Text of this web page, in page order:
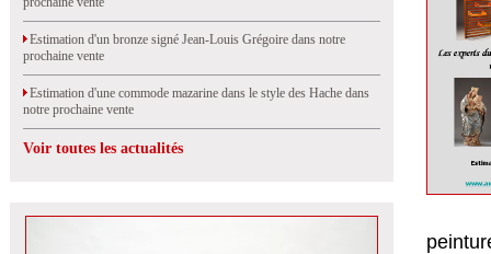
Estimation d'un bronze signé Jean-Louis Grégoire dans notre
prochaine vente
Estimation d'une commode mazarine dans le style des Hache dans
notre prochaine vente
Voir toutes les actualités